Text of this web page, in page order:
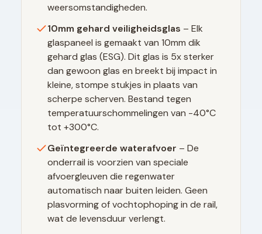
weersomstandigheden.
10mm gehard veiligheidsglas – Elk
glaspaneel is gemaakt van 10mm dik
gehard glas (ESG). Dit glas is 5x sterker
dan gewoon glas en breekt bij impact in
kleine, stompe stukjes in plaats van
scherpe scherven. Bestand tegen
temperatuurschommelingen van -40°C
tot +300°C.
Geïntegreerde waterafvoer – De
onderrail is voorzien van speciale
afvoergleuven die regenwater
automatisch naar buiten leiden. Geen
plasvorming of vochtophoping in de rail,
wat de levensduur verlengt.